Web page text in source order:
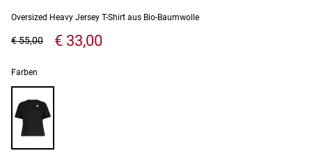
Oversized Heavy Jersey T-Shirt aus Bio-Baumwolle
€ 33,00
€ 55,00
Farben